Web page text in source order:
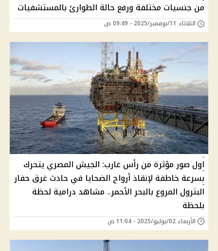
من جنسيات مختلفة ورفع حالة الطوارئ بالمستشفيات
الثلاثاء 11/نوفمبر/2025 - 09:49 ص
اول صور مؤثرة من رأس غارب: الجيش المصري يتحرك
بسرعة خاطفة لإنقاذ أرواح الضحايا في حادث غرق حفار
البترول المروع بالبحر الأحمر.. مشاهد درامية لحظة
بلحظة
الأربعاء 02/يوليو/2025 - 11:04 ص